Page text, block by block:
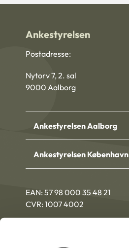
Ankestyrelsen
Postadresse:
Nytorv 7, 2. sal
9000 Aalborg
Ankestyrelsen Aalborg
Ankestyrelsen København
EAN: 57 98 000 35 48 21
CVR: 1007 4002